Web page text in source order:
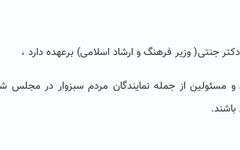
جنتی( وزیر فرهنگ و ارشاد اسلامی) برعهده دارد ،
مسئولین از جمله نمایندگان مردم سبزوار در مجلس